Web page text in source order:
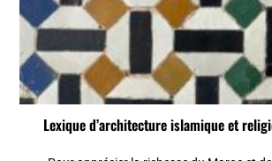
Lexique d’architecture islamique et